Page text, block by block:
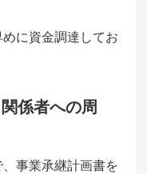
に資金調達してお
係者への周
事業承継計画書を